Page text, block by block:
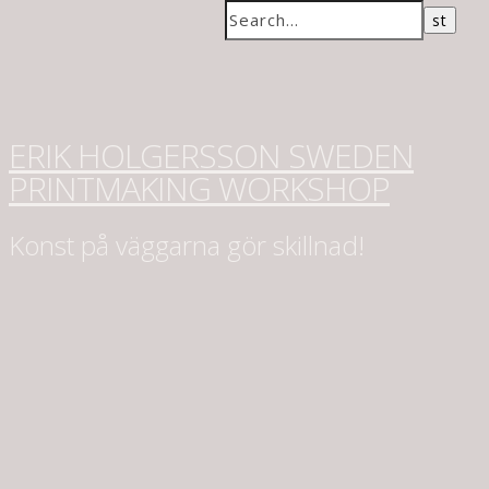
ERIK HOLGERSSON SWEDEN
PRINTMAKING WORKSHOP
Konst på väggarna gör skillnad!